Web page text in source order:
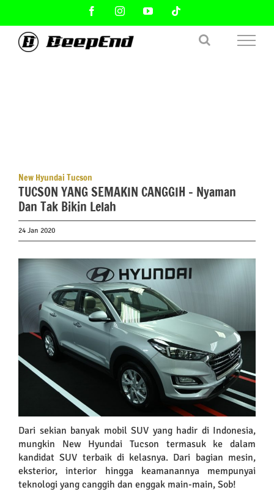
content
FacebookInstagramYouTube
New Hyundai Tucson
TUCSON YANG SEMAKIN CANGGIH – Nyaman
Dan Tak Bikin Lelah
24 Jan 2020
View
Image
Dari sekian banyak mobil SUV yang hadir di Indonesia,
mungkin New Hyundai Tucson termasuk ke dalam
kandidat SUV terbaik di kelasnya. Dari bagian mesin,
eksterior, interior hingga keamanannya mempunyai
teknologi yang canggih dan enggak main-main, Sob!